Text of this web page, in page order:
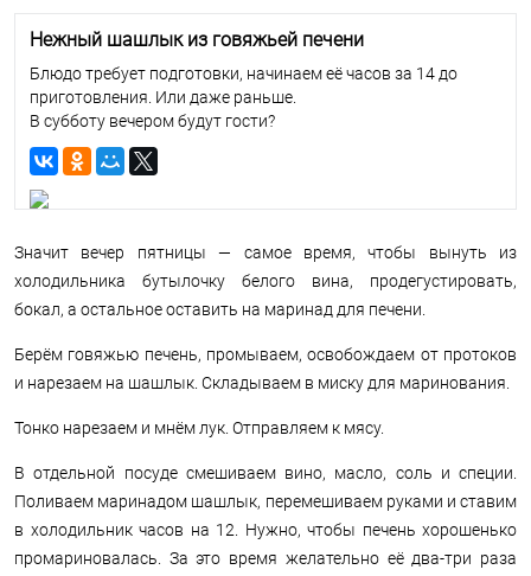
Нежный шашлык из говяжьей печени
Блюдо требует подготовки, начинаем её часов за 14 до
приготовления. Или даже раньше.
В субботу вечером будут гости?
Значит вечер пятницы — самое время, чтобы вынуть из
холодильника бутылочку белого вина, продегустировать,
бокал, а остальное оставить на маринад для печени.
Берём говяжью печень, промываем, освобождаем от протоков
и нарезаем на шашлык. Складываем в миску для маринования.
Тонко нарезаем и мнём лук. Отправляем к мясу.
В отдельной посуде смешиваем вино, масло, соль и специи.
Поливаем маринадом шашлык, перемешиваем руками и ставим
в холодильник часов на 12. Нужно, чтобы печень хорошенько
промариновалась. За это время желательно её два-три раза